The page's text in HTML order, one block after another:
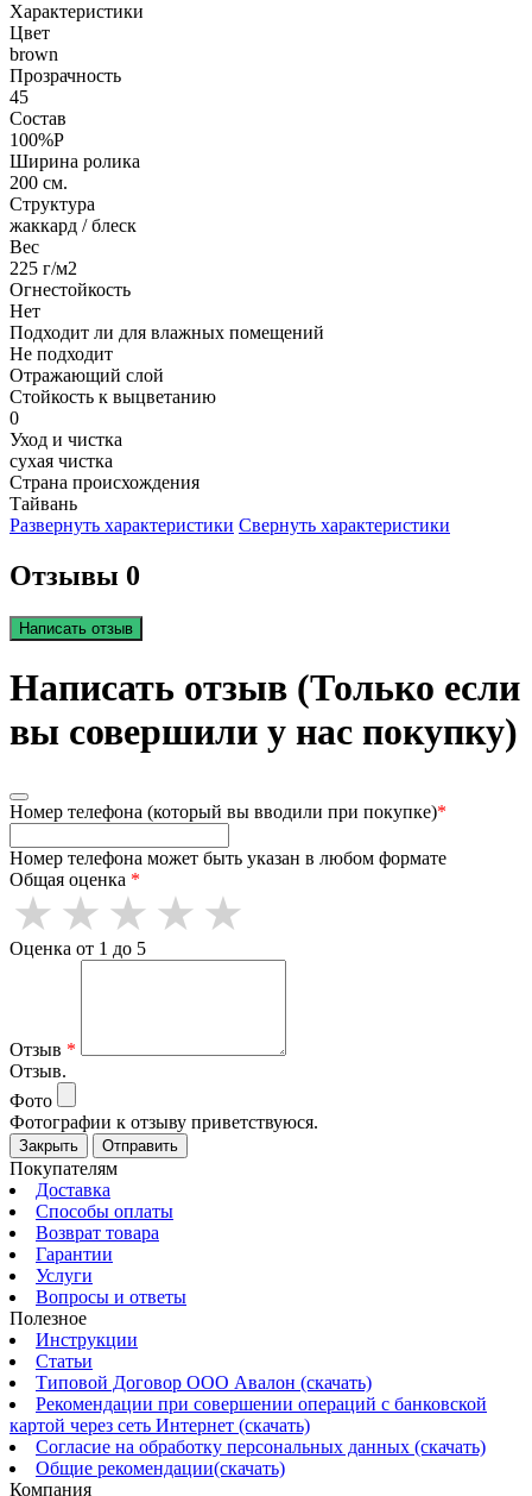
Характеристики
Цвет
brown
Прозрачность
45
Состав
100%P
Ширина ролика
200 см.
Структура
жаккард / блеск
Вес
225 г/м2
Огнестойкость
Нет
Подходит ли для влажных помещений
Не подходит
Отражающий слой
Стойкость к выцветанию
0
Уход и чистка
сухая чистка
Страна происхождения
Тайвань
Развернуть характеристики Свернуть характеристики
Отзывы 0
Написать отзыв
Написать отзыв (Только если
вы совершили у нас покупку)
Номер телефона (который вы вводили при покупке)*
Номер телефона может быть указан в любом формате
Общая оценка *
Оценка от 1 до 5
Отзыв *
Отзыв.
Фото
Фотографии к отзыву приветствуюся.
Закрыть Отправить
Покупателям
Доставка
Способы оплаты
Возврат товара
Гарантии
Услуги
Вопросы и ответы
Полезное
Инструкции
Статьи
Типовой Договор ООО Авалон (скачать)
Рекомендации при совершении операций с банковской
картой через сеть Интернет (скачать)
Согласие на обработку персональных данных (скачать)
Общие рекомендации(скачать)
Компания